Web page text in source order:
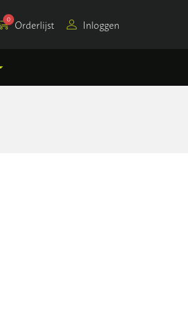
Orderlijst
0 Inloggen